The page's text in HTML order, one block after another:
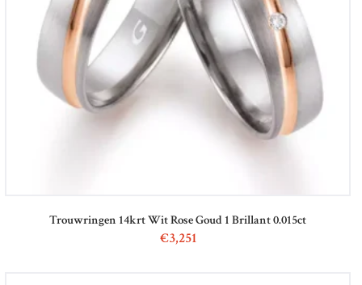
STOCKX HORLOGES
Trouwringen 14krt Wit Rose Goud 1 Brillant 0.015ct
€3,251